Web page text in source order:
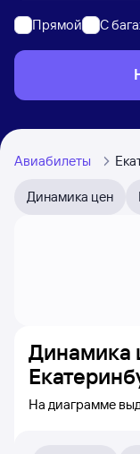
Прямой C
Авиабилеты
Динамика цен
Динамика
На диаграмме